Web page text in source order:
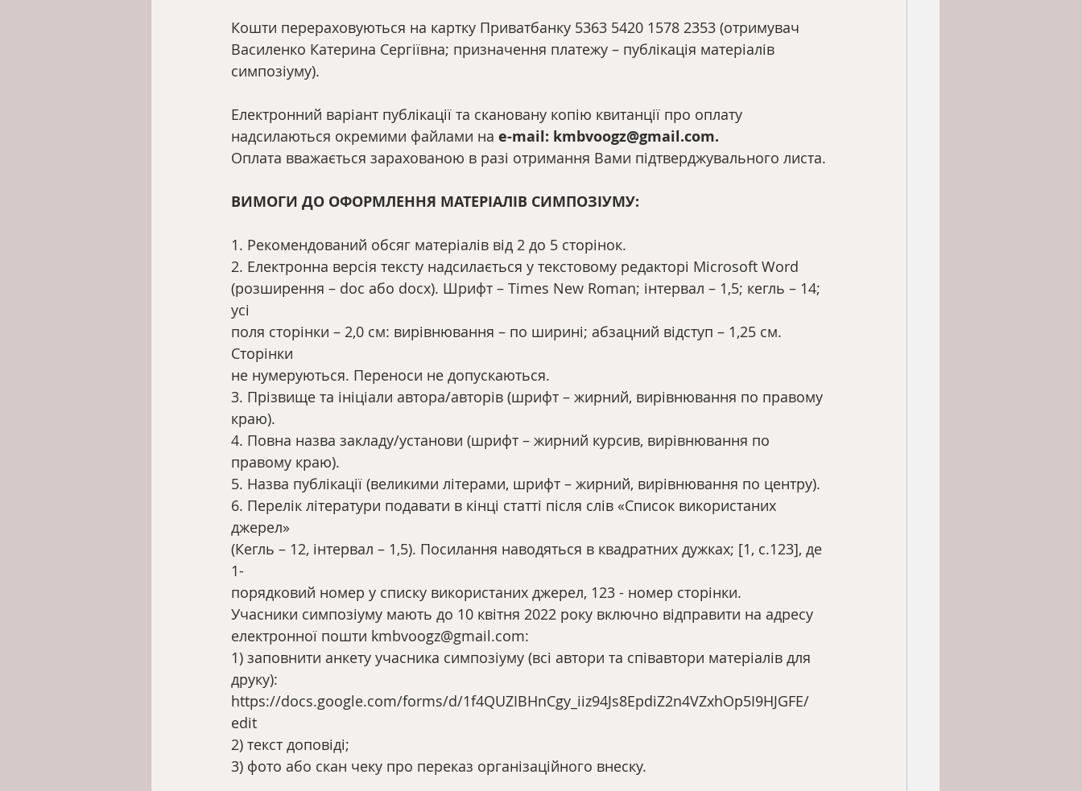
Кошти перераховуються на картку Приватбанку 5363 5420 1578 2353 (отримувач
Василенко Катерина Сергіївна; призначення платежу – публікація матеріалів
симпозіуму).
Електронний варіант публікації та скановану копію квитанції про оплату
надсилаються окремими файлами на е-mail: kmbvoogz@gmail.com.
Оплата вважається зарахованою в разі отримання Вами підтверджувального листа.
ВИМОГИ ДО ОФОРМЛЕННЯ МАТЕРІАЛІВ СИМПОЗІУМУ:
1. Рекомендований обсяг матеріалів від 2 до 5 сторінок.
2. Електронна версія тексту надсилається у текстовому редакторі Microsoft Word
(розширення – doc або dосх). Шрифт – Times New Roman; інтервал – 1,5; кегль – 14;
усі
поля сторінки – 2,0 см: вирівнювання – по ширині; абзацний відступ – 1,25 см.
Сторінки
не нумеруються. Переноси не допускаються.
3. Прізвище та ініціали автора/авторів (шрифт – жирний, вирівнювання по правому
краю).
4. Повна назва закладу/установи (шрифт – жирний курсив, вирівнювання по
правому краю).
5. Назва публікації (великими літерами, шрифт – жирний, вирівнювання по центру).
6. Перелік літератури подавати в кінці статті після слів «Список використаних
джерел»
(Кегль – 12, інтервал – 1,5). Посилання наводяться в квадратних дужках; [1, с.123], де
1-
порядковий номер у списку використаних джерел, 123 - номер сторінки.
Учасники симпозіуму мають до 10 квітня 2022 року включно відправити на адресу
електронної пошти kmbvoogz@gmail.com:
1) заповнити анкету учасника симпозіуму (всі автори та співавтори матеріалів для
друку):
https://docs.google.com/forms/d/1f4QUZIBHnCgy_iiz94Js8EpdiZ2n4VZxhOp5I9HJGFE/
edit
2) текст доповіді;
3) фото або скан чеку про переказ організаційного внеску.